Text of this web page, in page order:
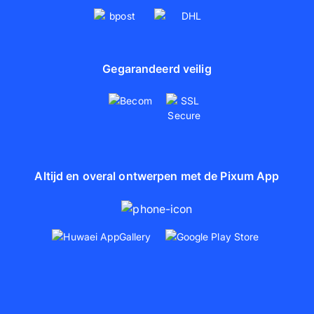
Gegarandeerd veilig
Altijd en overal ontwerpen met de Pixum App